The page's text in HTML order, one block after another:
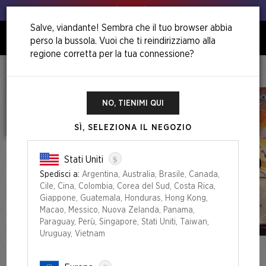
Salve, viandante! Sembra che il tuo browser abbia
perso la bussola. Vuoi che ti reindirizziamo alla
regione corretta per la tua connessione?
NO, TIENIMI QUI
SÌ, SELEZIONA IL NEGOZIO
Stati Uniti $
Spedisci a: Argentina, Australia, Brasile, Canada,
Cile, Cina, Colombia, Corea del Sud, Costa Rica,
Giappone, Guatemala, Honduras, Hong Kong,
Macao, Messico, Nuova Zelanda, Panama,
Paraguay, Perù, Singapore, Stati Uniti, Taiwan,
Uruguay, Vietnam